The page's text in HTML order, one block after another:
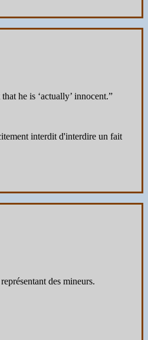
he is ‘actually’ innocent.”
interdit d'interdire un fait
des mineurs.